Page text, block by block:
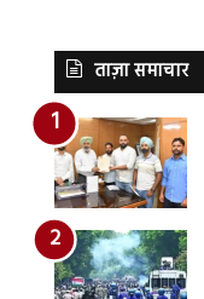
ताज़ा समाचार